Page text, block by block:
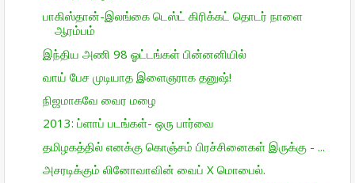
பாகிஸ்தான்-இலங்கை டெஸ்ட் கிரிக்கட் தொடர் நாளை
ஆரம்பம்
இந்திய அணி 98 ஓட்டங்கள் பின்னனியில்
வாய் பேச முடியாத இளைஞராக தனுஷ்!
நிஜமாகவே வைர மழை
2013: ப்ளாப் படங்கள்- ஒரு பார்வை
தமிழகத்தில் எனக்கு கொஞ்சம் பிரச்சினைகள் இருக்கு - ...
அசரடிக்கும் லினோவாவின் வைப் X மொபைல்.